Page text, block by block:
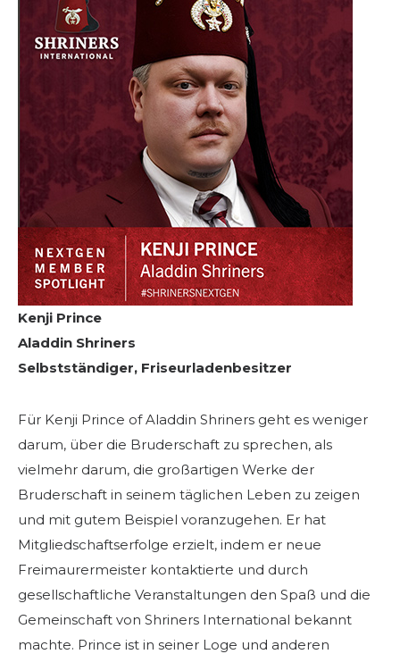
SUCHEN
UNSERE PHILANTHROPIE
FÜHRUNG
Kenji Prince
Aladdin Shriners
Selbstständiger, Friseurladenbesitzer
Für Kenji Prince of Aladdin Shriners geht es weniger
darum, über die Bruderschaft zu sprechen, als
vielmehr darum, die großartigen Werke der
Bruderschaft in seinem täglichen Leben zu zeigen
und mit gutem Beispiel voranzugehen. Er hat
Mitgliedschaftserfolge erzielt, indem er neue
Freimaurermeister kontaktierte und durch
gesellschaftliche Veranstaltungen den Spaß und die
Gemeinschaft von Shriners International bekannt
machte. Prince ist in seiner Loge und anderen